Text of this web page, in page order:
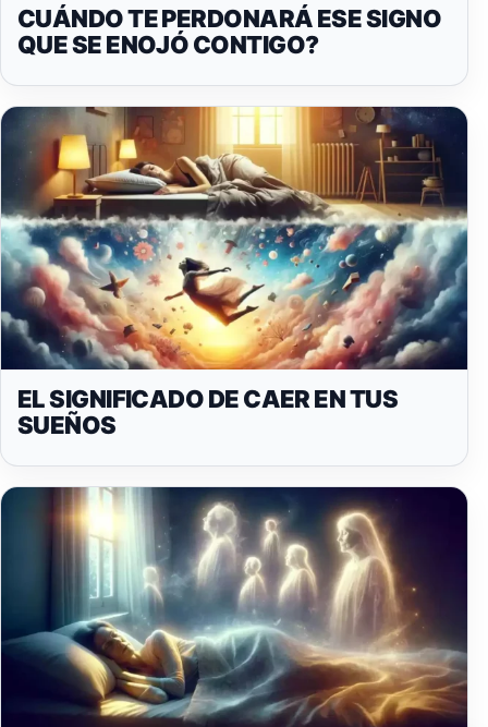
CUÁNDO TE PERDONARÁ ESE SIGNO
QUE SE ENOJÓ CONTIGO?
EL SIGNIFICADO DE CAER EN TUS
SUEÑOS